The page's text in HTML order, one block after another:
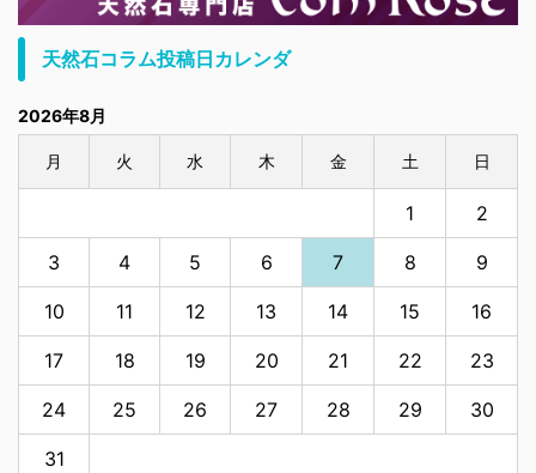
天然石コラム投稿日カレンダ
2026年8月
月 火 水 木 金 土 日
1 2
3 4 5 6 7 8 9
10 11 12 13 14 15 16
17 18 19 20 21 22 23
24 25 26 27 28 29 30
31